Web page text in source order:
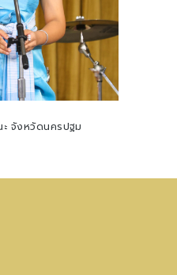
จังหวัดนครปฐม